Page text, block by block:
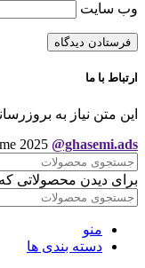
وب‌ سایت
ارتباط با ما
این متن نیاز به
2025 @ghasemi.ads
برای دیدن محصولاتی
منو
دسته بندی ها